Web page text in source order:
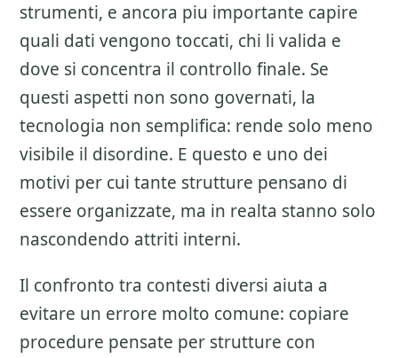
strumenti, e ancora piu importante capire
quali dati vengono toccati, chi li valida e
dove si concentra il controllo finale. Se
questi aspetti non sono governati, la
tecnologia non semplifica: rende solo meno
visibile il disordine. E questo e uno dei
motivi per cui tante strutture pensano di
essere organizzate, ma in realta stanno solo
nascondendo attriti interni.
Il confronto tra contesti diversi aiuta a
evitare un errore molto comune: copiare
procedure pensate per strutture con